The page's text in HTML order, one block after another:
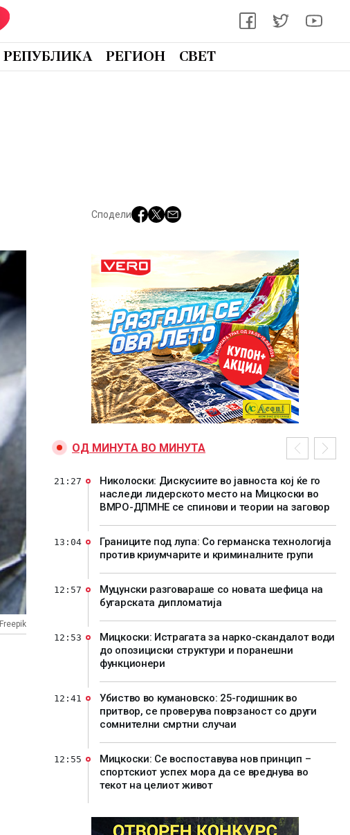
РЕПУБЛИКА РЕГИОН СВЕТ
Сподели
Freepik
ОД МИНУТА ВО МИНУТА
Николоски: Дискусиите во јавноста кој ќе го
наследи лидерското место на Мицкоски во
ВМРО-ДПМНЕ се спинови и теории на заговор
21:27
Границите под лупа: Со германска технологија
против криумчарите и криминалните групи
13:04
Муцунски разговараше со новата шефица на
бугарската дипломатија
12:57
Мицкоски: Истрагата за нарко-скандалот води
до опозициски структури и поранешни
функционери
12:53
Убиство во кумановско: 25-годишник во
притвор, се проверува поврзаност со други
сомнителни смртни случаи
12:41
Мицкоски: Се воспоставува нов принцип –
спортскиот успех мора да се вреднува во
текот на целиот живот
12:55